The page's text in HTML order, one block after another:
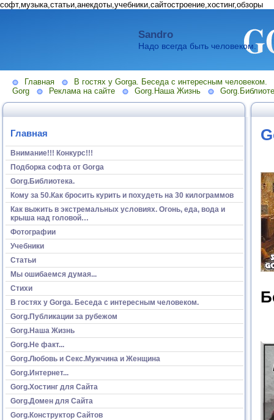
софт,музыка,статьи,анекдоты,учебники,сайтостроение,хостинг,обзоры
Sandro
Надо всегда быть человеком.
Главная
В гостях у Gorga. Беседа с интересным человеком.
Gorg
Реклама на сайте Gorg.Наша Жизнь
Главная
Внимание!!! Конкурс!!!
Подборка софта от Gorga
Gorg.Библиотека.
Кому за 50.Как бросить курить и похудеть на 30 килограммов
Как выжить в экстремальных условиях. Огонь, еда, вода и
крыша над головой…
Фотографии
Учебники
Статьи
Мы ошибаемся думая...
Стихи
В гостях у Gorga. Беседа с интересным человеком.
Gorg.Публикации за рубежом
Gorg.Наша Жизнь
Gorg.Не факт...
Gorg.Любовь и Секс.Мужчина и Женщина
Gorg.Интернет...
Gorg.Хостинг для Сайта
Gorg.Домен для Сайта
Gorg.Конструктор Сайтов